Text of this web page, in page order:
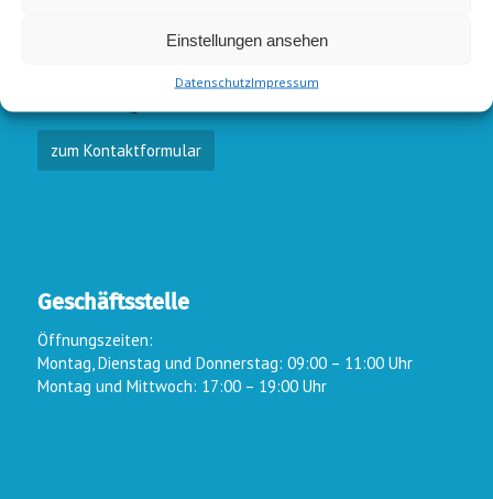
Einstellungen ansehen
DatenschutzImpressum
schwimmen@wsc-lindlar.de
zum Kontaktformular
Geschäftsstelle
Öffnungszeiten:
Montag, Dienstag und Donnerstag: 09:00 – 11:00 Uhr
Montag und Mittwoch: 17:00 – 19:00 Uhr